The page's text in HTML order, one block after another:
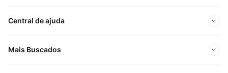
Sobre Nós
Central de ajuda
Minha conta
Mais Buscados